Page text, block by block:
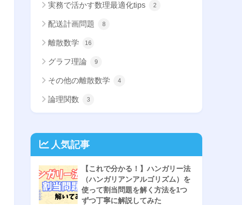
実務で活かす数理最適化tips 2
配送計画問題 8
離散数学 16
グラフ理論 9
その他の離散数学 4
論理関数 3
人気記事
【これで分かる！】ハンガリー法
（ハンガリアンアルゴリズム）を
使って割当問題を解く方法を1つ
ずつ丁寧に解説してみた